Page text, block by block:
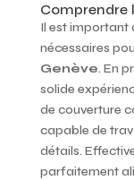
Comprendre
Il est important
nécessaires
Genève. En
solide
de couverture
capable de
détails.
parfaitement